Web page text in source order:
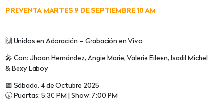
PREVENTA MARTES 9 DE SEPTIEMBRE 10 AM
🙌 Unidos en Adoración – Grabación en Vivo
🎤 Con: Jhoan Hernández, Angie Marie, Valerie Eileen, Isadil Michel
& Bexy Laboy
📅 Sábado, 4 de Octubre 2025
🕠 Puertas: 5:30 PM | Show: 7:00 PM